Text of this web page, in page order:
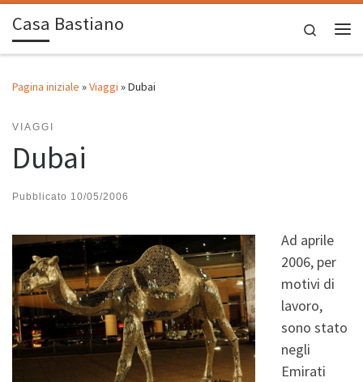
Passa al contenuto
Casa Bastiano
Search
Pagina iniziale »Viaggi »Dubai
VIAGGI
Dubai
Pubblicato 10/05/2006
Ad aprile
2006, per
motivi di
lavoro,
sono stato
negli
Emirati